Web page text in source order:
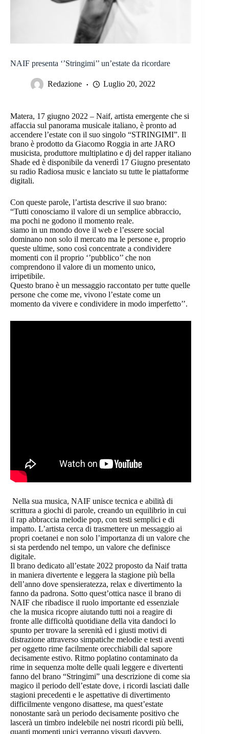
NAIF presenta ‘’Stringimi’’ un’estate da ricordare
Redazione Luglio 20, 2022
Matera, 17 giugno 2022 – Naif, artista emergente che si
affaccia sul panorama musicale italiano, è pronto ad
accendere l’estate con il suo singolo “STRINGIMI”. Il
brano è prodotto da Giacomo Roggia in arte JARO
musicista, produttore multiplatino e dj del rapper italiano
Shade ed è disponibile da venerdì 17 Giugno presentato
su radio Radiosa music e lanciato su tutte le piattaforme
digitali.
Con queste parole, l’artista descrive il suo brano:
“Tutti conosciamo il valore di un semplice abbraccio,
ma pochi ne godono il momento reale.
siamo in un mondo dove il web e l’essere social
dominano non solo il mercato ma le persone e, proprio
queste ultime, sono così concentrate a condividere
momenti con il proprio ‘’pubblico’’ che non
comprendono il valore di un momento unico,
irripetibile.
Questo brano è un messaggio raccontato per tutte quelle
persone che come me, vivono l’estate come un
momento da vivere e condividere in modo imperfetto’’.
Nella sua musica, NAIF unisce tecnica e abilità di
scrittura a giochi di parole, creando un equilibrio in cui
il rap abbraccia melodie pop, con testi semplici e di
impatto. L’artista cerca di trasmettere un messaggio ai
propri coetanei e non solo l’importanza di un valore che
si sta perdendo nel tempo, un valore che definisce
digitale.
Il brano dedicato all’estate 2022 proposto da Naif tratta
in maniera divertente e leggera la stagione più bella
dell’anno dove spensieratezza, relax e divertimento la
fanno da padrona. Sotto quest’ottica nasce il brano di
NAIF che ribadisce il ruolo importante ed essenziale
che la musica ricopre aiutando tutti noi a reagire di
fronte alle difficoltà quotidiane della vita dandoci lo
spunto per trovare la serenità ed i giusti motivi di
distrazione attraverso simpatiche melodie e testi aventi
per oggetto rime facilmente orecchiabili dal sapore
decisamente estivo. Ritmo poplatino contaminato da
rime in sequenza molte delle quali leggere e divertenti
fanno del brano “Stringimi” una descrizione di come sia
magico il periodo dell’estate dove, i ricordi lasciati dalle
stagioni precedenti e le aspettative di divertimento
difficilmente vengono disattese, ma quest’estate
nonostante sarà un periodo decisamente positivo che
lascerà un timbro indelebile nei nostri ricordi più belli,
quanti momenti unici verranno vissuti davvero.